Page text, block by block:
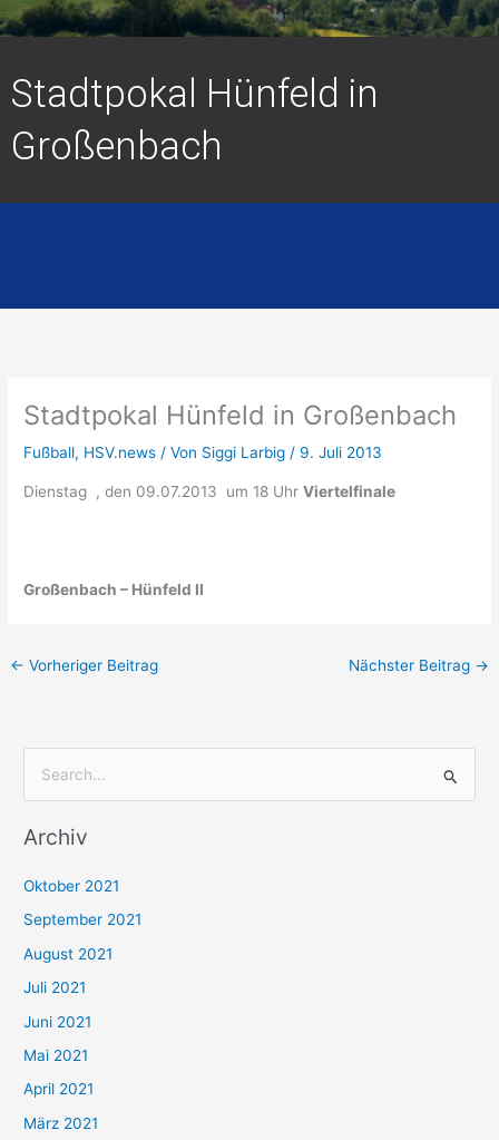
Stadtpokal Hünfeld in
Großenbach
Stadtpokal Hünfeld in Großenbach
Fußball, HSV.news / Von Siggi Larbig/ 9. Juli 2013
Dienstag , den 09.07.2013 um 18 UhrViertelfinale
Großenbach – Hünfeld II
← Vorheriger Beitrag Nächster Beitrag →
c
n
n
a
c
h
:
Archiv
Oktober 2021
September 2021
August 2021
Juli 2021
Juni 2021
Mai 2021
April 2021
März 2021